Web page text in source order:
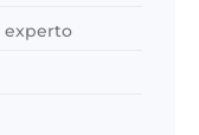
experto